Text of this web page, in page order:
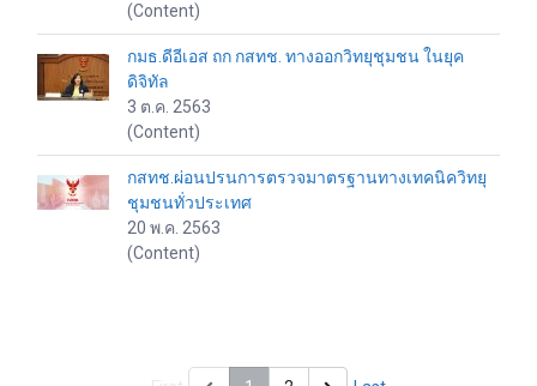
(Content)
กมธ.ดีอีเอส ถก กสทช. ทางออกวิทยุชุมชน ในยุค
ดิจิทัล
3 ต.ค. 2563
(Content)
กสทช.ผ่อนปรนการตรวจมาตรฐานทางเทคนิควิทยุ
ชุมชนทั่วประเทศ
20 พ.ค. 2563
(Content)